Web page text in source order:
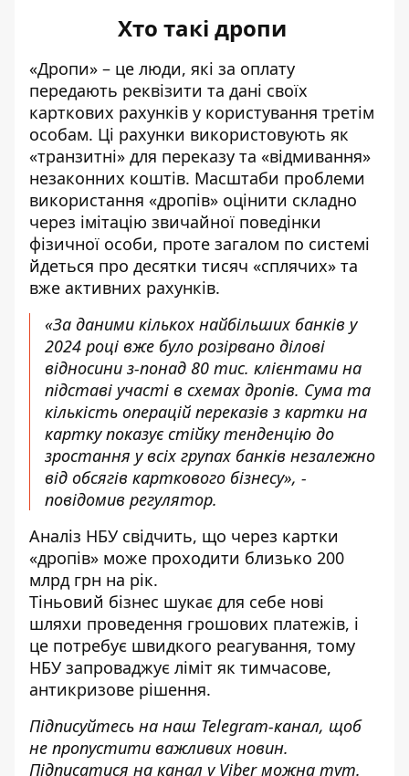
Хто такі дропи
«Дропи» – це люди, які за оплату
передають реквізити та дані своїх
карткових рахунків у користування третім
особам. Ці рахунки використовують як
«транзитні» для переказу та «відмивання»
незаконних коштів. Масштаби проблеми
використання «дропів» оцінити складно
через імітацію звичайної поведінки
фізичної особи, проте загалом по системі
йдеться про десятки тисяч «сплячих» та
вже активних рахунків.
«За даними кількох найбільших банків у
2024 році вже було розірвано ділові
відносини з-понад 80 тис. клієнтами на
підставі участі в схемах дропів. Сума та
кількість операцій переказів з картки на
картку показує стійку тенденцію до
зростання у всіх групах банків незалежно
від обсягів карткового бізнесу», -
повідомив регулятор.
Аналіз НБУ свідчить, що через картки
«дропів» може проходити близько 200
млрд грн на рік.
Тіньовий бізнес шукає для себе нові
шляхи проведення грошових платежів, і
це потребує швидкого реагування, тому
НБУ запроваджує ліміт як тимчасове,
антикризове рішення.
Підписуйтесь на наш Telegram-канал, щоб
не пропустити важливих новин.
Підписатися на канал у Viber можна тут.